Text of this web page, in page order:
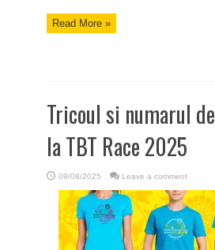
Read More »
Tricoul si numarul
la TBT Race 2025
09/08/2025 Leave a comment